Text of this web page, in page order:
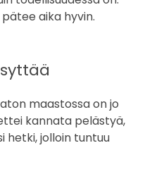
aika hyvin.
maastossa on jo
kannata pelästyä,
hetki, jolloin tuntuu